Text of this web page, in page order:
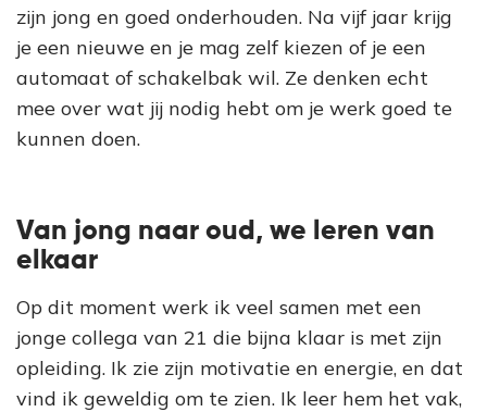
zijn jong en goed onderhouden. Na vijf jaar krijg
je een nieuwe en je mag zelf kiezen of je een
automaat of schakelbak wil. Ze denken echt
mee over wat jij nodig hebt om je werk goed te
kunnen doen.
Van jong naar oud, we leren van
elkaar
Op dit moment werk ik veel samen met een
jonge collega van 21 die bijna klaar is met zijn
opleiding. Ik zie zijn motivatie en energie, en dat
vind ik geweldig om te zien. Ik leer hem het vak,